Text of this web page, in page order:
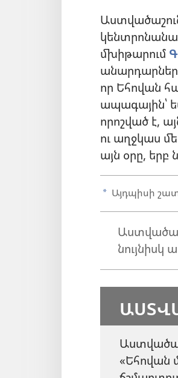
մխիթարում
որ Եհովան
ապագային՝
որոշված է,
ու աղջկաս
այն օրը,
a Այդպիսի շատ
«Եհովան